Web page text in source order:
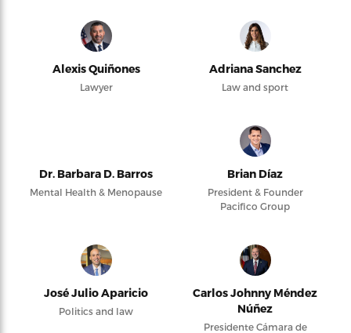
Alexis Quiñones
Lawyer
Adriana Sanchez
Law and sport
Dr. Barbara D. Barros
Mental Health & Menopause
Brian Díaz
President & Founder
Pacifico Group
José Julio Aparicio
Politics and law
Carlos Johnny Méndez
Núñez
Presidente Cámara de